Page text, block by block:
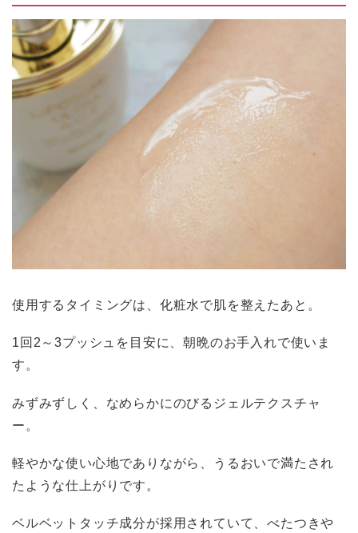
使用するタイミングは、化粧水で肌を整えたあと。
1回2～3プッシュを目安に、朝晩のお手入れで使いま
す。
みずみずしく、なめらかにのびるジェルテクスチャ
ー。
軽やかな使い心地でありながら、うるおいで満たされ
たような仕上がりです。
ベルベットタッチ成分が採用されていて、べたつきや